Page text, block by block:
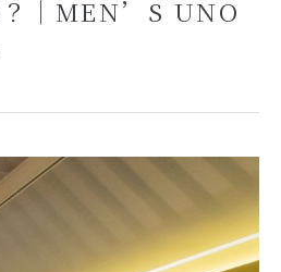
？｜MEN’S UNO